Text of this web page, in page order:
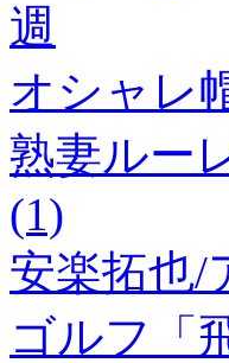
週
オシャレ
熟妻ルー
(1)
安楽拓也/
ゴルフ「